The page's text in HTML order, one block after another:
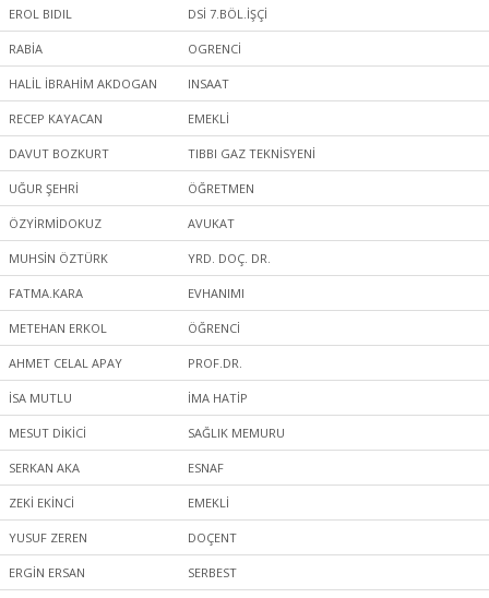
EROL BIDIL DSİ 7.BÖL.İŞÇİ
RABİA OGRENCİ
HALİL İBRAHİM AKDOGAN INSAAT
RECEP KAYACAN EMEKLİ
DAVUT BOZKURT TIBBI GAZ TEKNİSYENİ
UĞUR ŞEHRİ ÖĞRETMEN
ÖZYİRMİDOKUZ AVUKAT
MUHSİN ÖZTÜRK YRD. DOÇ. DR.
FATMA.KARA EVHANIMI
METEHAN ERKOL ÖĞRENCİ
AHMET CELAL APAY PROF.DR.
İSA MUTLU İMA HATİP
MESUT DİKİCİ SAĞLIK MEMURU
SERKAN AKA ESNAF
ZEKİ EKİNCİ EMEKLİ
YUSUF ZEREN DOÇENT
ERGİN ERSAN SERBEST